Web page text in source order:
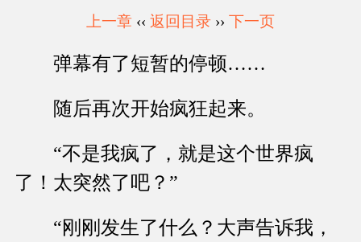
上一章 ‹‹ 返回目录 ›› 下一页
弹幕有了短暂的停顿……
随后再次开始疯狂起来。
“不是我疯了，就是这个世界疯
了！太突然了吧？”
“刚刚发生了什么？大声告诉我，